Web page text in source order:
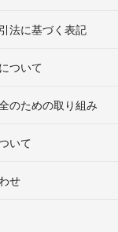
法に基づく表記
ついて
のための取り組み
いて
せ